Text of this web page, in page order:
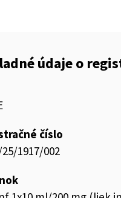
údaje o
číslo
1917/002